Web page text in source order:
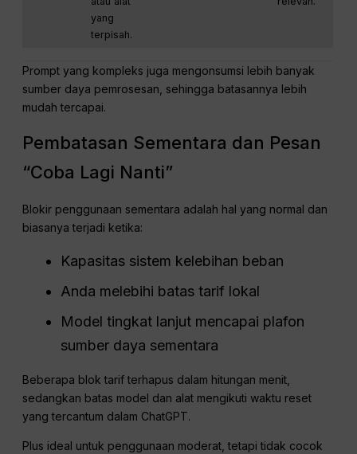
yang
terpisah.
Prompt yang kompleks juga mengonsumsi lebih banyak
sumber daya pemrosesan, sehingga batasannya lebih
mudah tercapai.
Pembatasan Sementara dan Pesan
“Coba Lagi Nanti”
Blokir penggunaan sementara adalah hal yang normal dan
biasanya terjadi ketika:
Kapasitas sistem kelebihan beban
Anda melebihi batas tarif lokal
Model tingkat lanjut mencapai plafon
sumber daya sementara
Beberapa blok tarif terhapus dalam hitungan menit,
sedangkan batas model dan alat mengikuti waktu reset
yang tercantum dalam ChatGPT.
Plus ideal untuk penggunaan moderat, tetapi tidak cocok